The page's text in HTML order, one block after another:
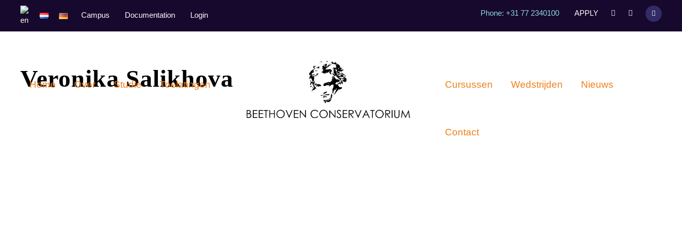
Campus Documentation Login Phone: +31 77 2340100 APPLY
Home Over Studie Toelatingen Cursussen Wedstrijden Nieuws
Contact
Veronika Salikhova